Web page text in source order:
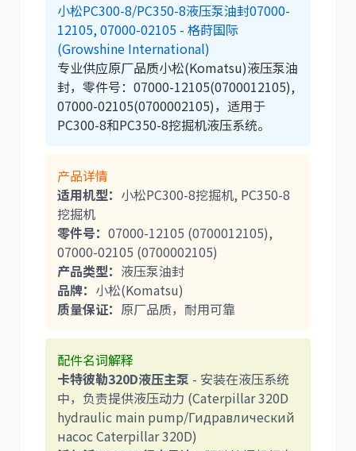
道依茨
奔驰
卡尔玛 杰西博
小松PC300-8/PC350-8液压泵油封07000-
12105, 07000-02105 - 格莳国际
(Growshine International)
专业供应原厂品质小松(Komatsu)液压泵油
封，零件号：07000-12105(0700012105),
07000-02105(0700002105)，适用于
PC300-8和PC350-8挖掘机液压系统。
产品详情
适用机型： 小松PC300-8挖掘机, PC350-8
挖掘机
零件号： 07000-12105 (0700012105),
07000-02105 (0700002105)
产品类型： 液压泵油封
品牌： 小松(Komatsu)
质量保证： 原厂品质，耐用可靠
配件名词解释
卡特彼勒320D液压主泵 - 安装在液压系统
中，负责提供液压动力 (Caterpillar 320D
hydraulic main pump/Гидравлический
насос Caterpillar 320D)